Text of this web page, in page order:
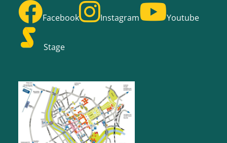
Facebook Instagram Youtube
Stage